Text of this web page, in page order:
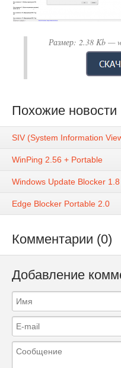
Размер: 2.38 Kb —
Похожие новости
SIV (System Information
WinPing 2.56 + Portable
Windows Update Blocker
Edge Blocker Portable 2.0
Комментарии (0)
Добавление